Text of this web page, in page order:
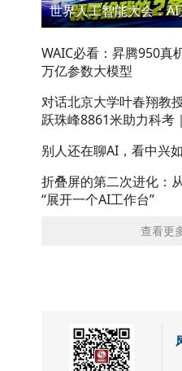
WAIC必看：昇腾950真
万亿参数大模型
对话北京大学叶春翔教
跃珠峰8861米助力科考
别人还在聊AI，看中兴
折叠屏的第二次进化：
“展开一个AI工作台”
查看更